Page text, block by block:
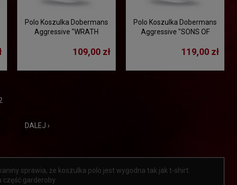
Polo Koszulka Dobermans
Aggressive "WRATH
109,00 zł
Polo Koszulka Dobermans
Aggressive "SONS OF
119,00 zł
DALEJ ›
sprawia, że koszulka polo jest wygodna tak jak t-shirt.
część garderoby.